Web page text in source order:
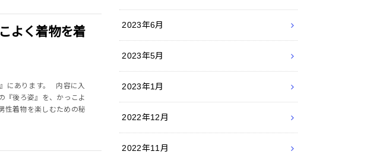
よく着物を着
にあります。 内容に入
後ろ姿』を、かっこよ
性着物を楽しむための秘
2023年6月
2023年5月
2023年1月
2022年12月
2022年11月